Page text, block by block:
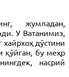
жумладан,
У Ватанимиз,
дўстини
қўйган, бу меҳр
насрий